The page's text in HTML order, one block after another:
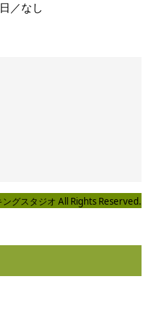
／なし
グスタジオ All Rights Reserved.